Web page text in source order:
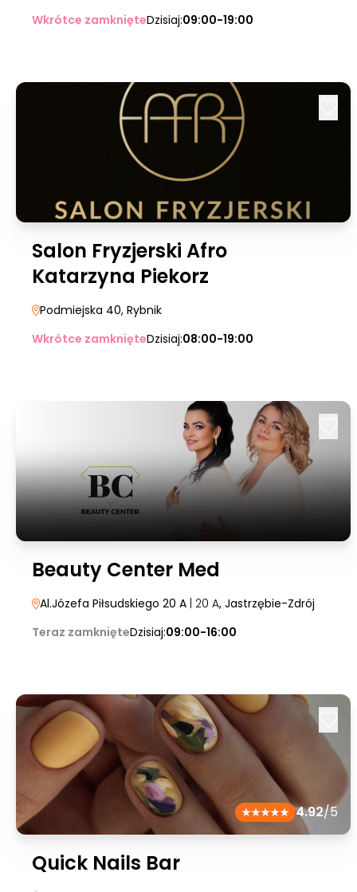
Wkrótce zamknięteDzisiaj:09:00-19:00
Salon Fryzjerski Afro
Katarzyna Piekorz
Podmiejska 40, Rybnik
Wkrótce zamknięteDzisiaj:08:00-19:00
Beauty Center Med
Al.Józefa Piłsudskiego 20 A | 20 A, Jastrzębie-Zdrój
Teraz zamknięteDzisiaj:09:00-16:00
4.92/5
Quick Nails Bar